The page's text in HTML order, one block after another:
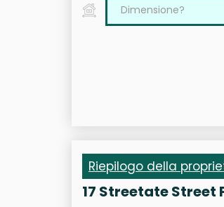
Riepilogo della
17 Streetate